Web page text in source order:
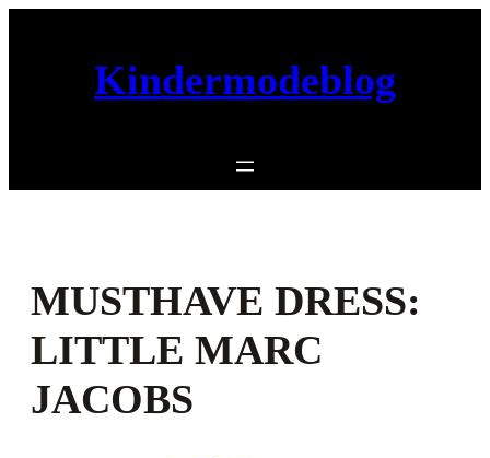
Kindermodeblog
MUSTHAVE DRESS:
LITTLE MARC
JACOBS